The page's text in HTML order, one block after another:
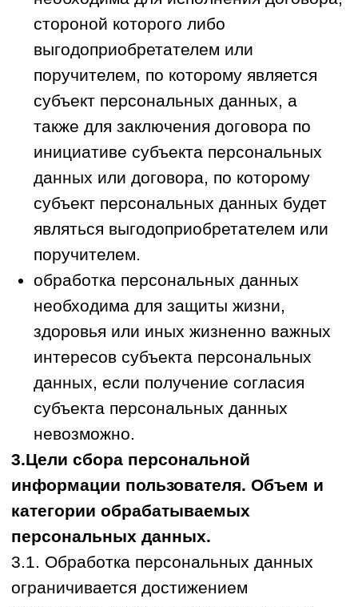
данные (технические сведения),
собираемые автоматически в процессе
использования Сайта: IP-адрес; данные
Пользователя (или иной программе, с
помощью которой осуществляется доступ
к Сайту); технические характеристики
оборудования и программного
обеспечения, используемых
Пользователем; дата и время доступа к
история запросов и просмотров на
Сайте.
3.4. Оператор обрабатывает IP-адреса
Посетителей исключительно для
обеспечения безопасности Сайта,
защиты от спама и ботов, а также для
сбоев.
4.Метрические сервисы, системы
аналитики и файлы cookie.
4.1. Для анализа посещаемости Сайта,
улучшения его интерфейса, адаптации
контента и повышения эффективности
использует метрические программы и
системы аналитики, включая
программное средство
«Яндекс.Метрика», а также технологию
файлов cookie.
4.2. Основанием для обработки данных,
Пользователь выражает свое согласие